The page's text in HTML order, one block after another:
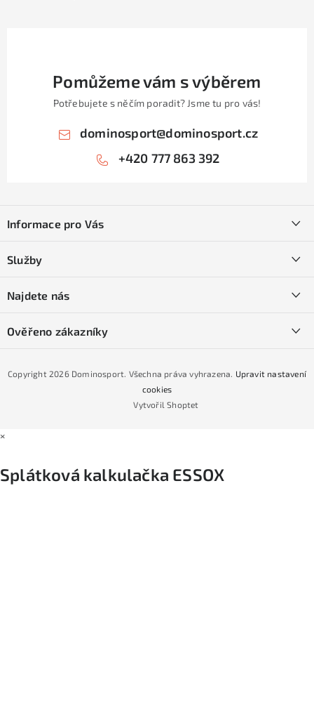
Pomůžeme vám s výběrem
Potřebujete s něčím poradit? Jsme tu pro vás!
dominosport@dominosport.cz
+420 777 863 392
pInformace pro Vás
Obchodní podmínky
Podmínky GDPR
Podmínky nákupu na splátky ESSOX
Služby
Naše prodejna
Najdete nás
Ověřeno zákazníky
Vytvořil Shoptet
Copyright 2026 Dominosport. Všechna práva vyhrazena. Upravit nastavení
cookies
×
Splátková kalkulačka ESSOX